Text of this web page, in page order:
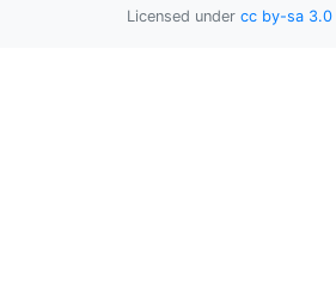
Licensed under cc by-sa 3.0